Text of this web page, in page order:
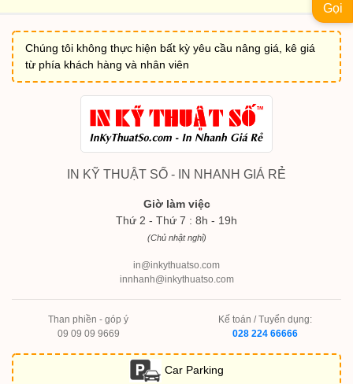
Gọi
Chúng tôi không thực hiện bất kỳ yêu cầu nâng giá, kê giá
từ phía khách hàng và nhân viên
IN KỸ THUẬT SỐ - IN NHANH GIÁ RẺ
Giờ làm việc
Thứ 2 - Thứ 7 : 8h - 19h
(Chủ nhật nghỉ)
in@inkythuatso.com
innhanh@inkythuatso.com
Than phiền - góp ý
09 09 09 9669
Kế toán / Tuyển dụng:
028 224 66666
Car Parking